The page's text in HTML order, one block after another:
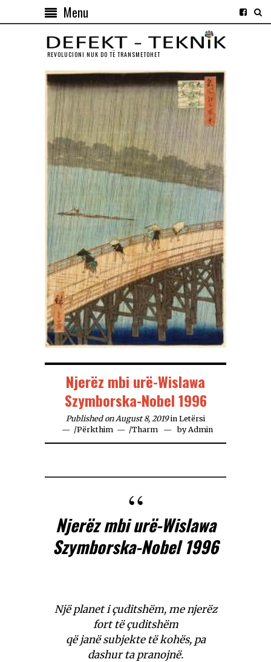
Menu
REVOLUCIONI NUK DO TЁ TRANSMETOHET
Njerëz mbi urë-Wislawa
Szymborska-Nobel 1996
Published on August 8, 2019 in Letërsi
/Përkthim /Tharm by Admin
Njerëz mbi urë-Wislawa
Szymborska-Nobel 1996
Një planet i çuditshëm, me njerëz
fort të çuditshëm
që janë subjekte të kohës, pa
dashur ta pranojnë.